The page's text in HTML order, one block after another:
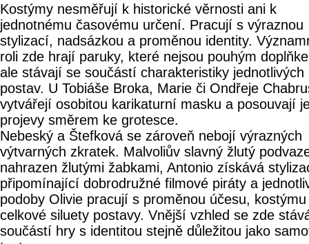
Kostýmy nesměřují k historické věrnosti ani k
jednotnému časovému určení. Pracují s výraznou
stylizací, nadsázkou a proměnou identity.
roli zde hrají paruky, které nejsou pouhým
ale stávají se součástí charakteristiky jednotlivých
postav. U Tobiáše Broka, Marie či Ondřeje
vytvářejí osobitou karikaturní masku a posouvají
projevy směrem ke grotesce.
Nebeský a Štefková se zároveň nebojí výrazných
výtvarných zkratek. Malvoliův slavný žlutý
nahrazen žlutými žabkami, Antonio získává
připomínající dobrodružné filmové piráty a
podoby Olivie pracují s proměnou účesu, kostýmu
celkové siluety postavy. Vnější vzhled se zde
součástí hry s identitou stejně důležitou jako